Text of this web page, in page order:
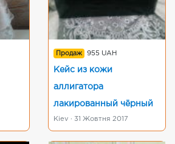
Продаж 955 UAH
Кейс из кожи
аллигатора
лакированный чёрный
Kiev · 31 Жовтня 2017